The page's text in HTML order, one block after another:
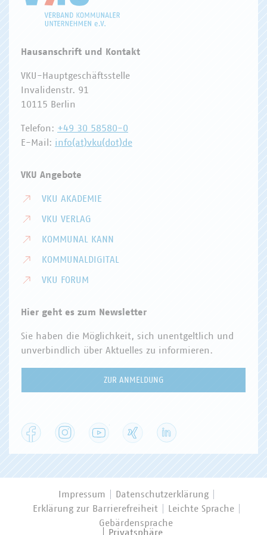
Hausanschrift und Kontakt
VKU-Hauptgeschäftsstelle
Invalidenstr. 91
10115 Berlin
Telefon: +49 30 58580-0
E-Mail: info(at)vku(dot)de
VKU Angebote
VKU AKADEMIE
VKU VERLAG
KOMMUNAL KANN
KOMMUNALDIGITAL
VKU FORUM
Hier geht es zum Newsletter
Sie haben die Möglichkeit, sich unentgeltlich und
unverbindlich über Aktuelles zu informieren.
ZUR ANMELDUNG
Facebook Instagram YouTube
Impressum
Datenschutzerklärung
Erklärung zur Barrierefreiheit
Leichte Sprache
Gebärdensprache
Privatsphäre